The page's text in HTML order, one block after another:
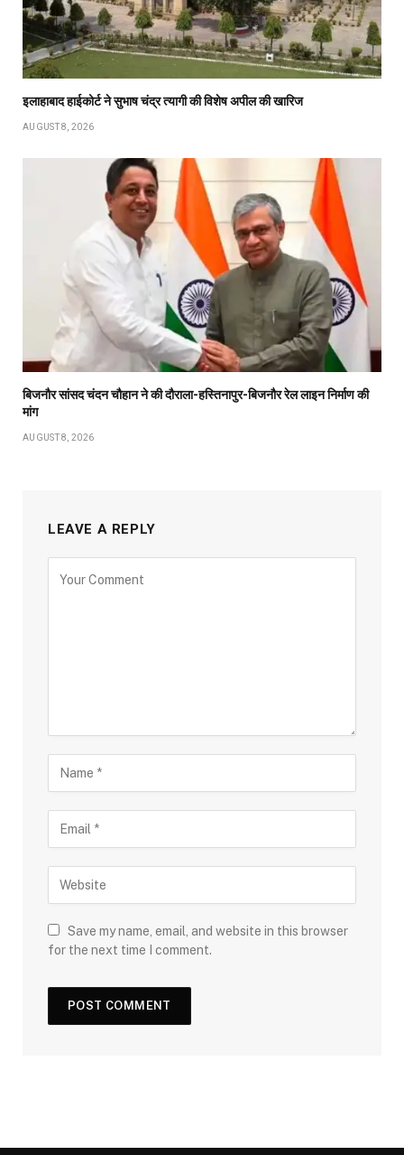
इलाहाबाद हाईकोर्ट ने सुभाष चंद्र त्यागी की विशेष अपील की खारिज
AUGUST 8, 2026
बिजनौर सांसद चंदन चौहान ने की दौराला-हस्तिनापुर-बिजनौर रेल लाइन निर्माण की
मांग
AUGUST 8, 2026
LEAVE A REPLY
Save my name, email, and website in this browser
for the next time I comment.